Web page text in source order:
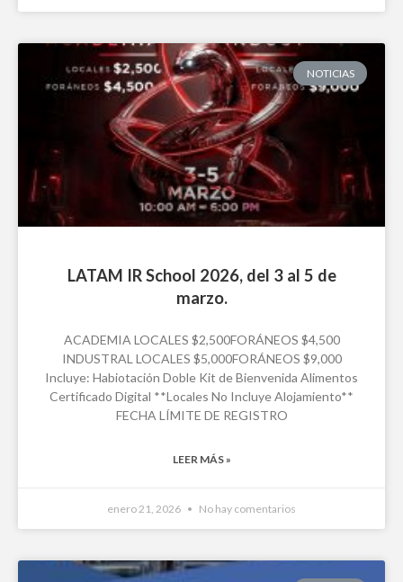
NOTICIAS
LATAM IR School 2026, del 3 al 5 de
marzo.
ACADEMIA LOCALES $2,500FORÁNEOS $4,500
INDUSTRAL LOCALES $5,000FORÁNEOS $9,000
Incluye: Habiotación Doble Kit de Bienvenida Alimentos
Certificado Digital **Locales No Incluye Alojamiento**
FECHA LÍMITE DE REGISTRO
LEER MÁS »
enero 21, 2026 No hay comentarios